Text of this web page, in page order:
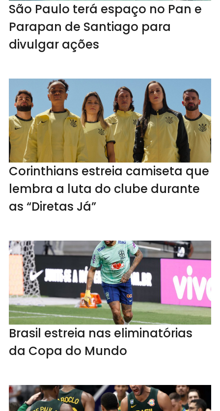
São Paulo terá espaço no Pan e
Parapan de Santiago para
divulgar ações
Corinthians estreia camiseta que
lembra a luta do clube durante
as “Diretas Já”
Brasil estreia nas eliminatórias
da Copa do Mundo